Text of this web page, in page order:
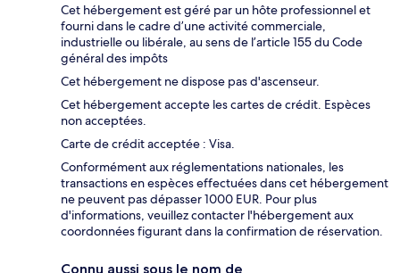
Cet hébergement est géré par un hôte professionnel et
fourni dans le cadre d’une activité commerciale,
industrielle ou libérale, au sens de l’article 155 du Code
général des impôts
Cet hébergement ne dispose pas d'ascenseur.
Cet hébergement accepte les cartes de crédit. Espèces
non acceptées.
Carte de crédit acceptée : Visa.
Conformément aux réglementations nationales, les
transactions en espèces effectuées dans cet hébergement
ne peuvent pas dépasser 1000 EUR. Pour plus
d'informations, veuillez contacter l'hébergement aux
coordonnées figurant dans la confirmation de réservation.
Connu aussi sous le nom de